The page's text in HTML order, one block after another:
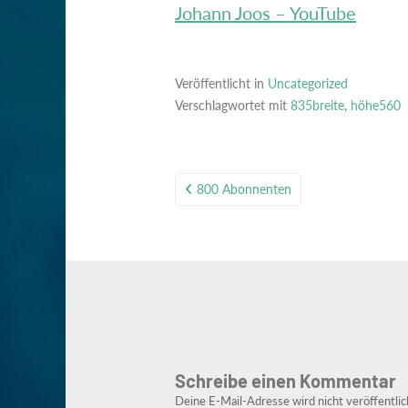
Johann Joos – YouTube
Veröffentlicht in Uncategorized
Verschlagwortet mit 835breite, höhe560
Beitragsnavigation
800 Abonnenten
Schreibe einen Kommentar
Deine E-Mail-Adresse wird nicht